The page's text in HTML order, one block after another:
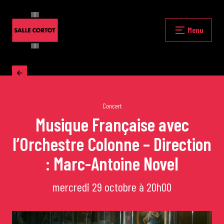
Fermer
Accueil
La programmation
Les grands concerts
Les Masterclasses
Les Rencontres Musicales
Menu
Concert
Musique Française avec
l’Orchestre Colonne – Direction
: Marc-Antoine Novel
mercredi 29 octobre à 20h00